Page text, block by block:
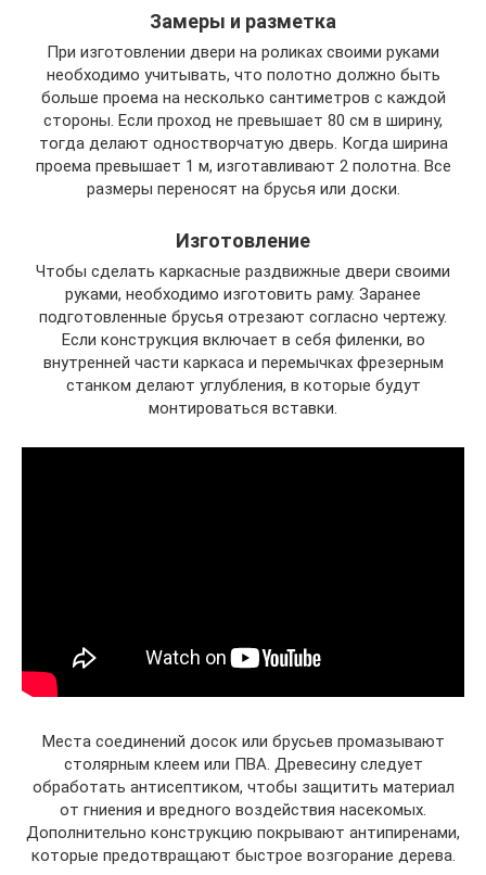
Замеры и разметка
При изготовлении двери на роликах своими руками
необходимо учитывать, что полотно должно быть
больше проема на несколько сантиметров с каждой
стороны. Если проход не превышает 80 см в ширину,
тогда делают одностворчатую дверь. Когда ширина
проема превышает 1 м, изготавливают 2 полотна. Все
размеры переносят на брусья или доски.
Изготовление
Чтобы сделать каркасные раздвижные двери своими
руками, необходимо изготовить раму. Заранее
подготовленные брусья отрезают согласно чертежу.
Если конструкция включает в себя филенки, во
внутренней части каркаса и перемычках фрезерным
станком делают углубления, в которые будут
монтироваться вставки.
Места соединений досок или брусьев промазывают
столярным клеем или ПВА. Древесину следует
обработать антисептиком, чтобы защитить материал
от гниения и вредного воздействия насекомых.
Дополнительно конструкцию покрывают антипиренами,
которые предотвращают быстрое возгорание дерева.